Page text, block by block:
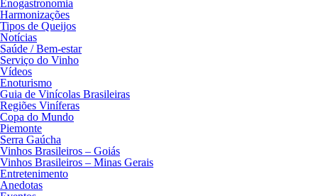
Enogastronomia
Harmonizações
Tipos de Queijos
Notícias
Saúde / Bem-estar
Serviço do Vinho
Vídeos
Enoturismo
Guia de Vinícolas Brasileiras
Regiões Viníferas
Copa do Mundo
Piemonte
Serra Gaúcha
Vinhos Brasileiros – Goiás
Vinhos Brasileiros – Minas Gerais
Entretenimento
Anedotas